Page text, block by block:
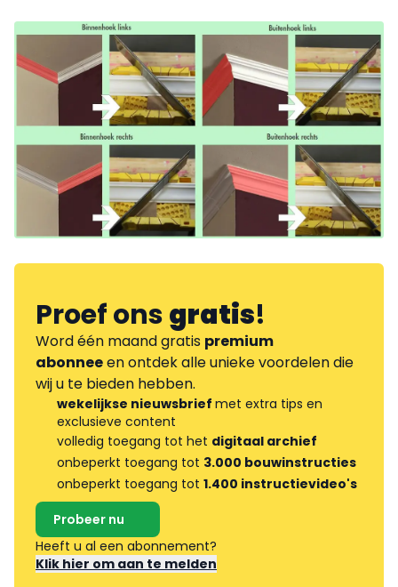
Proef onsgratis!
Word één maand gratis premium
abonneeen ontdek alle unieke voordelen die
wij u te bieden hebben.
wekelijkse nieuwsbrief met extra tips en
exclusieve content
volledig toegang tot het digitaal archief
onbeperkt toegang tot 3.000 bouwinstructies
onbeperkt toegang tot 1.400 instructievideo's
Probeer nu
Heeft u al een abonnement?
Klik hier om aan te melden